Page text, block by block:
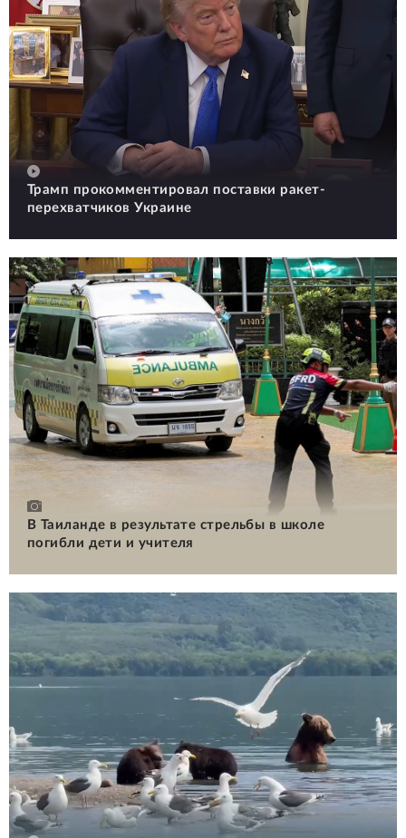
Трамп прокомментировал поставки ракет-
перехватчиков Украине
В Таиланде в результате стрельбы в школе
погибли дети и учителя